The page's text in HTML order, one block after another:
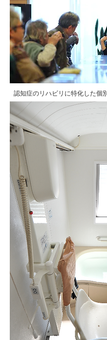
認知症のリハビリに特化した個
木の温もりを感じる空間を演